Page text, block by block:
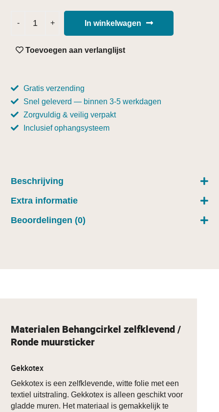
In winkelwagen
Toevoegen aan verlanglijst
Gratis verzending
Snel geleverd — binnen 3-5 werkdagen
Zorgvuldig & veilig verpakt
Inclusief ophangsysteem
Beschrijving
Extra informatie
Beoordelingen (0)
Materialen Behangcirkel zelfklevend /
Ronde muursticker
Gekkotex
Gekkotex is een zelfklevende, witte folie met een
textiel uitstraling. Gekkotex is alleen geschikt voor
gladde muren. Het materiaal is gemakkelijk te